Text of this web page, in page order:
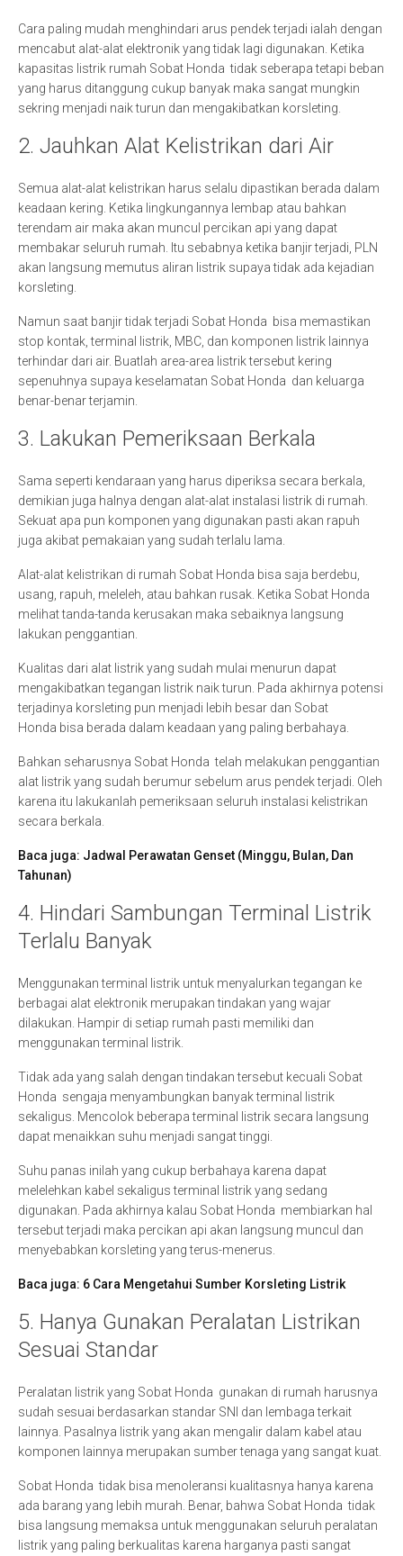
Cara paling mudah menghindari arus pendek terjadi ialah dengan
mencabut alat-alat elektronik yang tidak lagi digunakan. Ketika
kapasitas listrik rumah Sobat Honda tidak seberapa tetapi beban
yang harus ditanggung cukup banyak maka sangat mungkin
sekring menjadi naik turun dan mengakibatkan korsleting.
2. Jauhkan Alat Kelistrikan dari Air
Semua alat-alat kelistrikan harus selalu dipastikan berada dalam
keadaan kering. Ketika lingkungannya lembap atau bahkan
terendam air maka akan muncul percikan api yang dapat
membakar seluruh rumah. Itu sebabnya ketika banjir terjadi, PLN
akan langsung memutus aliran listrik supaya tidak ada kejadian
korsleting.
Namun saat banjir tidak terjadi Sobat Honda bisa memastikan
stop kontak, terminal listrik, MBC, dan komponen listrik lainnya
terhindar dari air. Buatlah area-area listrik tersebut kering
sepenuhnya supaya keselamatan Sobat Honda dan keluarga
benar-benar terjamin.
3. Lakukan Pemeriksaan Berkala
Sama seperti kendaraan yang harus diperiksa secara berkala,
demikian juga halnya dengan alat-alat instalasi listrik di rumah.
Sekuat apa pun komponen yang digunakan pasti akan rapuh
juga akibat pemakaian yang sudah terlalu lama.
Alat-alat kelistrikan di rumah Sobat Honda bisa saja berdebu,
usang, rapuh, meleleh, atau bahkan rusak. Ketika Sobat Honda
melihat tanda-tanda kerusakan maka sebaiknya langsung
lakukan penggantian.
Kualitas dari alat listrik yang sudah mulai menurun dapat
mengakibatkan tegangan listrik naik turun. Pada akhirnya potensi
terjadinya korsleting pun menjadi lebih besar dan Sobat
Honda bisa berada dalam keadaan yang paling berbahaya.
Bahkan seharusnya Sobat Honda telah melakukan penggantian
alat listrik yang sudah berumur sebelum arus pendek terjadi. Oleh
karena itu lakukanlah pemeriksaan seluruh instalasi kelistrikan
secara berkala.
Baca juga: Jadwal Perawatan Genset (Minggu, Bulan, Dan
Tahunan)
4. Hindari Sambungan Terminal Listrik
Terlalu Banyak
Menggunakan terminal listrik untuk menyalurkan tegangan ke
berbagai alat elektronik merupakan tindakan yang wajar
dilakukan. Hampir di setiap rumah pasti memiliki dan
menggunakan terminal listrik.
Tidak ada yang salah dengan tindakan tersebut kecuali Sobat
Honda sengaja menyambungkan banyak terminal listrik
sekaligus. Mencolok beberapa terminal listrik secara langsung
dapat menaikkan suhu menjadi sangat tinggi.
Suhu panas inilah yang cukup berbahaya karena dapat
melelehkan kabel sekaligus terminal listrik yang sedang
digunakan. Pada akhirnya kalau Sobat Honda membiarkan hal
tersebut terjadi maka percikan api akan langsung muncul dan
menyebabkan korsleting yang terus-menerus.
Baca juga: 6 Cara Mengetahui Sumber Korsleting Listrik
5. Hanya Gunakan Peralatan Listrikan
Sesuai Standar
Peralatan listrik yang Sobat Honda gunakan di rumah harusnya
sudah sesuai berdasarkan standar SNI dan lembaga terkait
lainnya. Pasalnya listrik yang akan mengalir dalam kabel atau
komponen lainnya merupakan sumber tenaga yang sangat kuat.
Sobat Honda tidak bisa menoleransi kualitasnya hanya karena
ada barang yang lebih murah. Benar, bahwa Sobat Honda tidak
bisa langsung memaksa untuk menggunakan seluruh peralatan
listrik yang paling berkualitas karena harganya pasti sangat